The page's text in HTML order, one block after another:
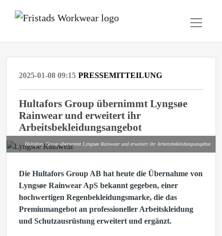
2025-01-08 09:15 PRESSEMITTEILUNG
Hultafors Group übernimmt Lyngsøe
Rainwear und erweitert ihr
Arbeitsbekleidungsangebot
Hultafors Group übernimmt Lyngsøe Rainwear und erweitert ihr Arbeitsbekleidungsangebot
Die Hultafors Group AB hat heute die Übernahme von
Lyngsøe Rainwear ApS bekannt gegeben, einer
hochwertigen Regenbekleidungsmarke, die das
Premiumangebot an professioneller Arbeitskleidung
und Schutzausrüstung erweitert und ergänzt.